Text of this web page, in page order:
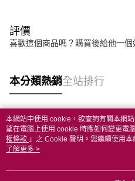
評價
喜歡這個商品嗎？購買後給他一個
本分類熱銷全站排行
熱門標籤
本網站中使用 cookie，欲查詢有關本網
望在電腦上使用 cookie 時應如何變更電
權條款 」之 Cookie 聲明。您繼續使用
用條款之 Cookie 聲明使用 cookie。
了解更多 >